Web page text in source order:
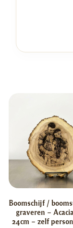
Boomschijf /
graveren –
24cm – zelf